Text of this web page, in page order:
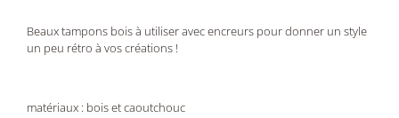
Beaux tampons bois à utiliser avec encreurs pour donner un style
un peu rétro à vos créations !
matériaux : bois et caoutchouc